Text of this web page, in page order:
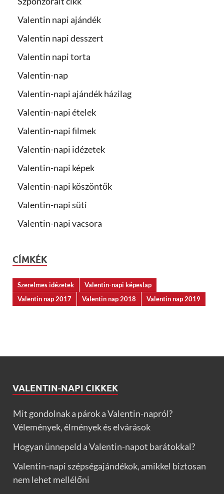
Valentin napi ajándék
Valentin napi desszert
Valentin napi torta
Valentin-nap
Valentin-napi ajándék házilag
Valentin-napi ételek
Valentin-napi filmek
Valentin-napi idézetek
Valentin-napi képek
Valentin-napi köszöntők
Valentin-napi süti
Valentin-napi vacsora
CÍMKÉK
Szerelmes idézetek
Valentin-napi képeslap
Valentin nap 2017
Valentin nap 2018 Valentin nap 2019
VALENTIN-NAPI CIKKEK
Mit gondolnak a párok a Valentin-napról?
Vélemények, élmények és elvárások
Hogyan ünnepeld a Valentin-napot barátokkal?
Valentin-napi szépségajándékok, amikkel biztosan
nem lehet mellélőni